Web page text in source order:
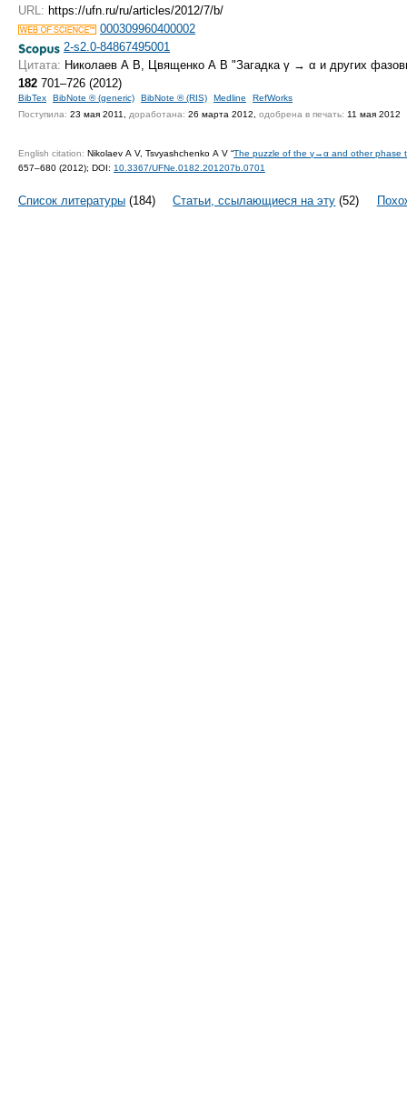
URL: https://ufn.ru/ru/articles/2012/7/b/
000309960400002
2-s2.0-84867495001
Цитата: Николаев А В, Цвященко А В "Загадка γ → α и других
182 701–726 (2012)
BibTex BibNote ® (generic) BibNote ® (RIS) Medline
RefWorks
Поступила: 23 мая 2011, доработана: 26 марта 2012, одобрена в печать: 11 мая 2012
English citation: Nikolaev A V, Tsvyashchenko A V “The puzzle of the γ→α and other phase
657–680 (2012); DOI: 10.3367/UFNe.0182.201207b.0701
Список литературы (184) Статьи, ссылающиеся на эту (52)